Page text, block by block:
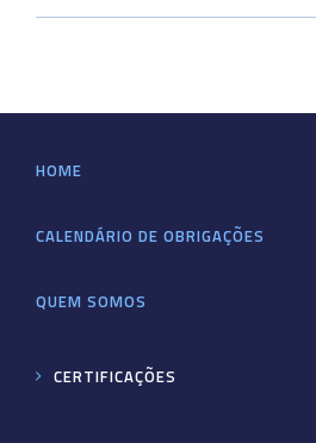
HOME
CALENDÁRIO DE OBRIGAÇÕES
QUEM SOMOS
CERTIFICAÇÕES